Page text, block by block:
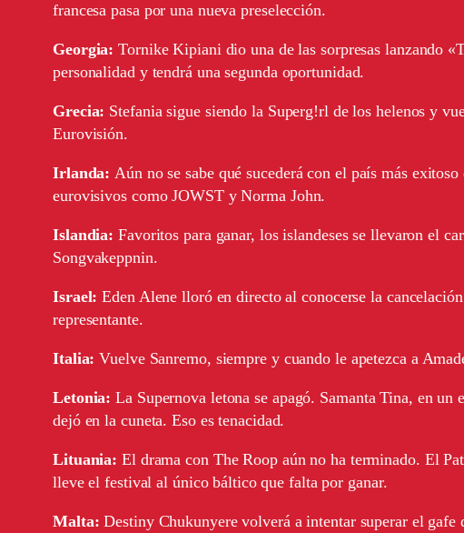
francesa pasa por una nueva preselección.
Georgia:Tornike Kipiani dio una de las sorpresas lanzando
personalidad y tendrá una segunda oportunidad.
Grecia: Stefania sigue siendo la Superg!rl de los helenos y
Eurovisión.
Irlanda:Aún no se sabe qué sucederá con el país más
eurovisivos como JOWST y Norma John.
Islandia: Favoritos para ganar, los islandeses se llevaron el
Songvakeppnin.
Israel: Eden Alene lloró en directo al conocerse la
representante.
Italia:Vuelve Sanremo, siempre y cuando le apetezca a
Letonia: La Supernova letona se apagó. Samanta Tina, en
dejó en la cuneta. Eso es tenacidad.
Lituania: El drama con The Roop aún no ha terminado. El
lleve el festival al único báltico que falta por ganar.
Malta:Destiny Chukunyere volverá a intentar superar el